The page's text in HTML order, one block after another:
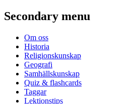
Secondary menu
Om oss
Historia
Religionskunskap
Geografi
Samhällskunskap
Quiz & flashcards
Taggar
Lektionstips